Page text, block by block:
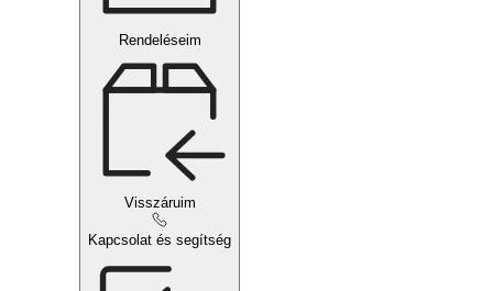
Rendeléseim
Visszáruim
Kapcsolat és segítség